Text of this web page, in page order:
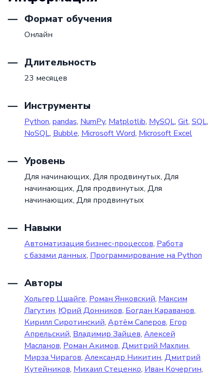
Формат обучения
Онлайн
Длительность
23 месяцев
Инструменты
Python, pandas, NumPy, Matplotlib, MySQL, Git, SQL,
NoSQL, Bubble, Microsoft Word, Microsoft Excel
Уровень
Для начинающих, Для продвинутых, Для
начинающих, Для продвинутых, Для
начинающих, Для продвинутых
Навыки
Автоматизация бизнес-процессов, Работа
с базами данных, Программирование на Python
Авторы
Хольгер Цшайге, Роман Янковский, Максим
Лагутин, Юрий Донников, Богдан Караванов,
Кирилл Сиротинский, Артём Саперов, Егор
Апрельский, Владимир Зайцев, Алексей
Масланов, Роман Акимов, Дмитрий Махлин,
Мирза Чирагов, Александр Никитин, Дмитрий
Кутейников, Михаил Стеценко, Иван Кочергин,